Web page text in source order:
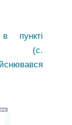
пункті
(с.